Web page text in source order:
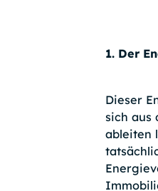
1. Der
Dieser
sich aus
ableiten